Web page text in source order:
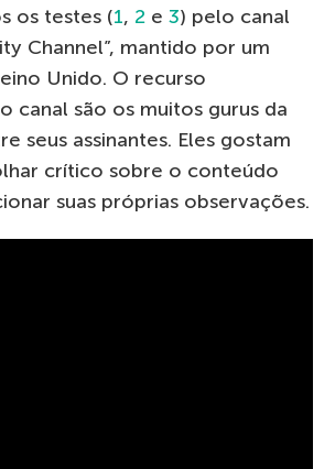
os testes (1, 2 e 3) pelo canal
Channel”, mantido por um
Unido. O recurso
canal são os muitos gurus da
seus assinantes. Eles gostam
crítico sobre o conteúdo
suas próprias observações.